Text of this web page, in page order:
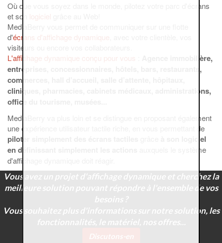
Où que vous soyez dans le monde, pilotez votre parc d'écrans
et son
logiciel
MediaBerry vous permet de communiquer sur une flotte
d'écrans d'affichage dynamique
visiteurs ou encore vos collaborateurs.
L'affichage dynamique conçu pour vous
Agence immobilière,
entreprises, concessionnaires, hôtels, bars, restaurants,
commerces, hall d’accueil, salle d’attente, hôpitaux,
cliniques, pharmacies, cabinets médicaux, administrations,
office du tourisme, musées...
MediaBerry va plus loin et se distingue en proposant également
une expérience utilisateur tactile riche, en vous permettant de
piloter simplement des écrans tactiles
à son logiciel
en définissant simplement les actions
auxquels le système
d'affichage dynamique doit réagir.
Vous avez un projet d'affichage dynamique et cherchez la
meilleure solution pouvant répondre à l'ensemble de vos
Vous souhaitez plus d'informations sur notre solution, les
Discutons-en